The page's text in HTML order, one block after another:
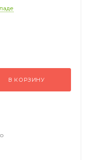
В КОРЗИНУ